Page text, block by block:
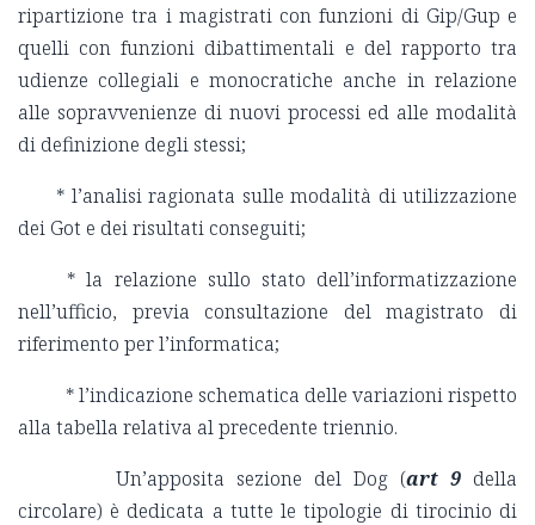
ripartizione tra i magistrati con funzioni di Gip/Gup e
quelli con funzioni dibattimentali e del rapporto tra
udienze collegiali e monocratiche anche in relazione
alle sopravvenienze di nuovi processi ed alle modalità
di definizione degli stessi;
* l’analisi ragionata sulle modalità di utilizzazione
dei Got e dei risultati conseguiti;
* la relazione sullo stato dell’informatizzazione
nell’ufficio, previa consultazione del magistrato di
riferimento per l’informatica;
* l’indicazione schematica delle variazioni rispetto
alla tabella relativa al precedente triennio.
Un’apposita sezione del Dog (art 9 della
circolare) è dedicata a tutte le tipologie di tirocinio di